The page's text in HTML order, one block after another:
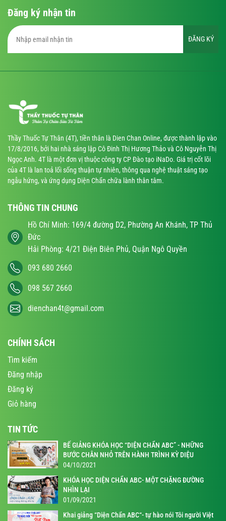
Đăng ký nhận tin
ĐĂNG KÝ
Thầy Thuốc Tự Thân (4T), tiền thân là Dien Chan Online, được thành lập vào
17/8/2016, bởi hai nhà sáng lập Cô Đinh Thị Hương Thảo và Cô Nguyễn Thị
Ngọc Anh. 4T là một đơn vị thuộc công ty CP Đào tạo iNaDo. Giá trị cốt lõi
của 4T là lan toả lối sống thuận tự nhiên, thông qua nghệ thuật sáng tạo
ngẫu hứng, và ứng dụng Diện Chẩn chữa lành thân tâm.
THÔNG TIN CHUNG
Hồ Chí Minh: 169/4 đường D2, Phường An Khánh, TP Thủ
Đức
Hải Phòng: 4/21 Điện Biên Phủ, Quận Ngô Quyền
093 680 2660
098 567 2660
dienchan4t@gmail.com
CHÍNH SÁCH
Tìm kiếm
Đăng nhập
Đăng ký
Giỏ hàng
TIN TỨC
BẾ GIẢNG KHÓA HỌC “DIỆN CHẨN ABC” - NHỮNG
BƯỚC CHÂN NHỎ TRÊN HÀNH TRÌNH KỲ DIỆU
04/10/2021
KHÓA HỌC DIỆN CHẨN ABC- MỘT CHẶNG ĐƯỜNG
NHÌN LẠI
01/09/2021
Khai giảng “Diện Chẩn ABC“- tự hào nói Tôi người Việt